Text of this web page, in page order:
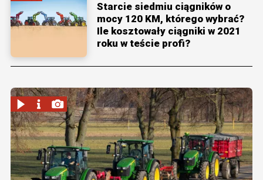
Starcie siedmiu ciągników o
mocy 120 KM, którego wybrać?
Ile kosztowały ciągniki w 2021
roku w teście profi?